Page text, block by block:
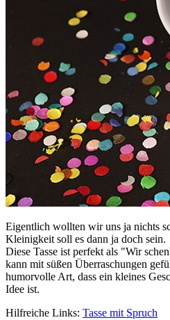
Eigentlich wollten wir uns ja nichts
Kleinigkeit soll es dann ja doch sein.
Diese Tasse ist perfekt als "Wir
kann mit süßen Überraschungen
humorvolle Art, dass ein kleines
Idee ist.
Hilfreiche Links: Tasse mit Spruch